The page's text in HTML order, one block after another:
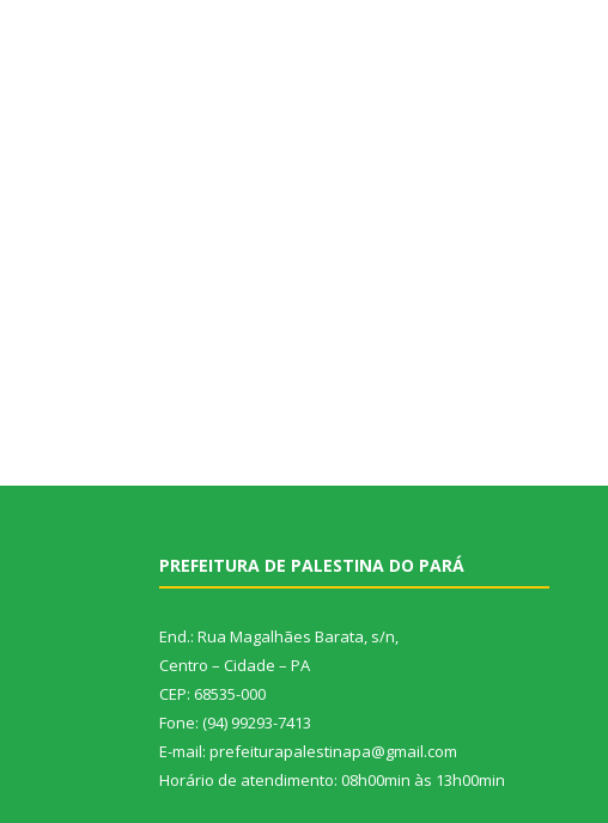
PREFEITURA DE PALESTINA DO PARÁ
End.: Rua Magalhães Barata, s/n,
Centro – Cidade – PA
CEP: 68535-000
Fone: (94) 99293-7413
E-mail: prefeiturapalestinapa@gmail.com
Horário de atendimento: 08h00min às 13h00min